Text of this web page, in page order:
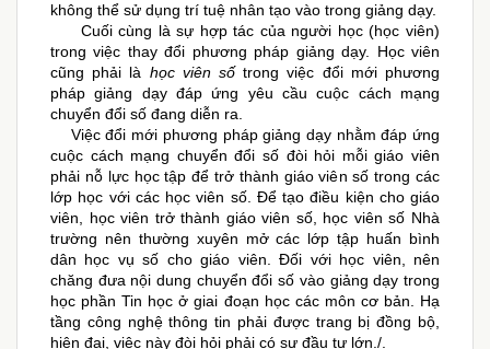
không thể sử dụng trí tuệ nhân tạo vào trong giảng dạy.
Cuối cùng là sự hợp tác của người học (học viên)
trong việc thay đổi phương pháp giảng dạy. Học viên
cũng phải là học viên sốtrong việc đổi mới phương
pháp giảng dạy đáp ứng yêu cầu cuộc cách mạng
chuyển đổi số đang diễn ra.
Việc đổi mới phương pháp giảng dạy nhằm đáp ứng
cuộc cách mạng chuyển đổi số đòi hỏi mỗi giáo viên
phải nỗ lực học tập để trở thành giáo viên số trong các
lớp học với các học viên số. Để tạo điều kiện cho giáo
viên, học viên trở thành giáo viên số, học viên số Nhà
trường nên thường xuyên mở các lớp tập huấn bình
dân học vụ số cho giáo viên. Đối với học viên, nên
chăng đưa nội dung chuyển đổi số vào giảng dạy trong
học phần Tin học ở giai đoạn học các môn cơ bản. Hạ
tầng công nghệ thông tin phải được trang bị đồng bộ,
hiện đại, việc này đòi hỏi phải có sự đầu tư lớn./.